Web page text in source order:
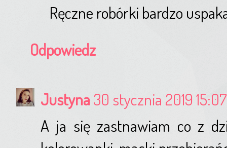
Ręczne robórki bardzo
Odpowiedz
Justyna30 stycznia 2019 15:07
A ja się zastnawiam co z